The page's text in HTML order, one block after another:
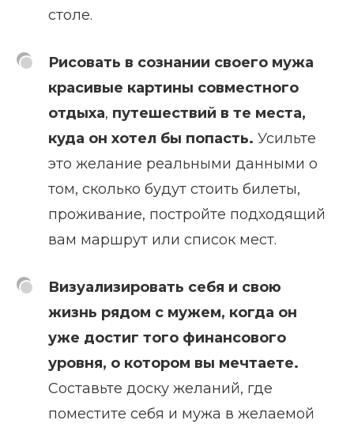
столе.
Рисовать в сознании своего мужа
красивые картины совместного
отдыха, путешествий в те места,
куда он хотел бы попасть. Усильте
это желание реальными данными о
том, сколько будут стоить билеты,
проживание, постройте подходящий
вам маршрут или список мест.
Визуализировать себя и свою
жизнь рядом с мужем, когда он
уже достиг того финансового
уровня, о котором вы мечтаете.
Составьте доску желаний, где
поместите себя и мужа в желаемой